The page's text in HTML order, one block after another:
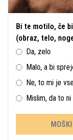
Bi te motilo, če
(obraz, telo,
Da, zelo
Malo, a bi
Ne, to mi je
Mislim, da to
MOŠKI